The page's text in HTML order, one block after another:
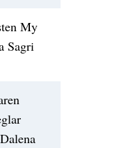
My
Sagri